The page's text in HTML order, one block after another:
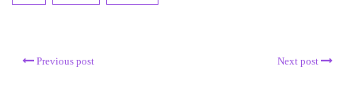
Previous post Next post